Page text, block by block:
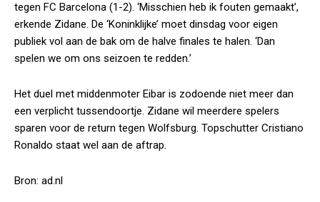
tegen FC Barcelona (1-2). ‘Misschien heb ik fouten gemaakt’,
erkende Zidane. De ‘Koninklijke’ moet dinsdag voor eigen
publiek vol aan de bak om de halve finales te halen. ‘Dan
spelen we om ons seizoen te redden.’
Het duel met middenmoter Eibar is zodoende niet meer dan
een verplicht tussendoortje. Zidane wil meerdere spelers
sparen voor de return tegen Wolfsburg. Topschutter Cristiano
Ronaldo staat wel aan de aftrap.
Bron: ad.nl